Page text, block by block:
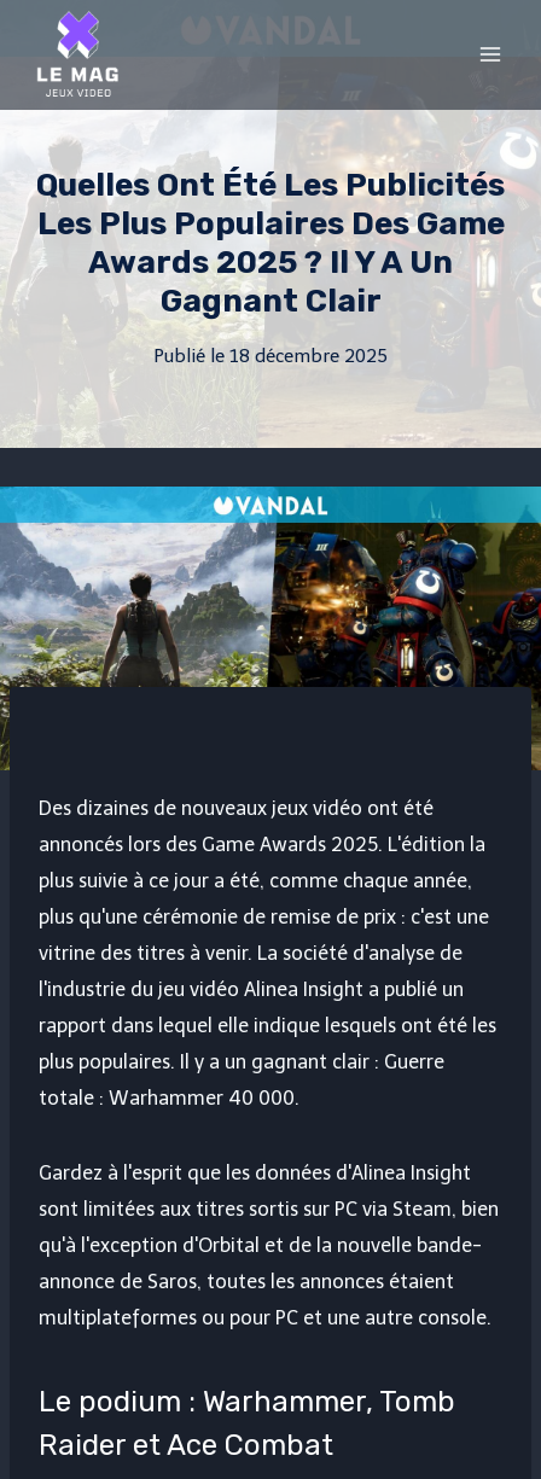
content
Quelles Ont Été Les Publicités
Les Plus Populaires Des Game
Awards 2025 ? Il Y A Un
Gagnant Clair
Publié le 18 décembre 2025
Des dizaines de nouveaux jeux vidéo ont été
annoncés lors des Game Awards 2025. L'édition la
plus suivie à ce jour a été, comme chaque année,
plus qu'une cérémonie de remise de prix : c'est une
vitrine des titres à venir. La société d'analyse de
l'industrie du jeu vidéo Alinea Insight a publié un
rapport dans lequel elle indique lesquels ont été les
plus populaires. Il y a un gagnant clair : Guerre
totale : Warhammer 40 000.
Gardez à l'esprit que les données d'Alinea Insight
sont limitées aux titres sortis sur PC via Steam, bien
qu'à l'exception d'Orbital et de la nouvelle bande-
annonce de Saros, toutes les annonces étaient
multiplateformes ou pour PC et une autre console.
Le podium : Warhammer, Tomb
Raider et Ace Combat